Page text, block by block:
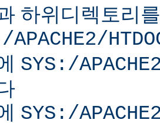
하위디렉토리를
SYS:/
SYS:/